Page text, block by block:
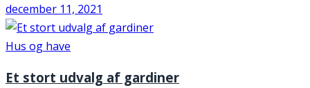
december 11, 2021
Hus og have
Et stort udvalg af gardiner